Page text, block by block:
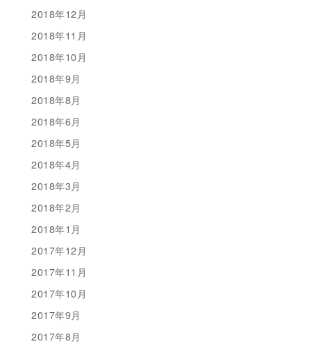
2018年12月
2018年11月
2018年10月
2018年9月
2018年8月
2018年6月
2018年5月
2018年4月
2018年3月
2018年2月
2018年1月
2017年12月
2017年11月
2017年10月
2017年9月
2017年8月